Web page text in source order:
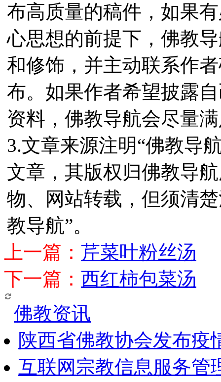
布高质量的稿件，如果
心思想的前提下，佛教
和修饰，并主动联系作
布。如果作者希望披露
资料，佛教导航会尽量
3.文章来源注明“佛教导
文章，其版权归佛教导
物、网站转载，但须清
教导航”。
上一篇： 芹菜叶粉丝汤
下一篇： 西红柿包菜汤
佛教资讯
陕西省佛教协会发布疫
互联网宗教信息服务管